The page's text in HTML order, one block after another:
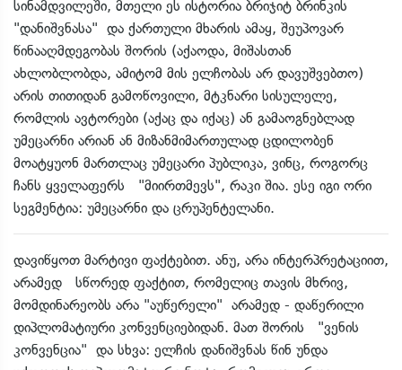
სინამდვილეში, მთელი ეს ისტორია ბრიჯიტ ბრინკის
"დანიშვნასა" და ქართული მხარის ამაყ, შეუპოვარ
წინააღმდეგობას შორის (აქაოდა, მიშასთან
ახლობლობდა, ამიტომ მის ელჩობას არ დავუშვებთო)
არის თითიდან გამოწოვილი, მტკნარი სისულელე,
რომლის ავტორები (აქაც და იქაც) ან გამაოგნებლად
უმეცარნი არიან ან მიზანმიმართულად ცდილობენ
მოატყუონ მართლაც უმეცარი პუბლიკა, ვინც, როგორც
ჩანს ყველაფერს "მიირთმევს", რაკი შია. ესე იგი ორი
სეგმენტია: უმეცარნი და ცრუპენტელანი.
დავიწყოთ მარტივი ფაქტებით. ანუ, არა ინტერპრეტაციით,
არამედ სწორედ ფაქტით, რომელიც თავის მხრივ,
მომდინარეობს არა "აუწერელი" არამედ - დაწერილი
დიპლომატიური კონვენციებიდან. მათ შორის "ვენის
კონვენცია" და სხვა: ელჩის დანიშვნას წინ უნდა